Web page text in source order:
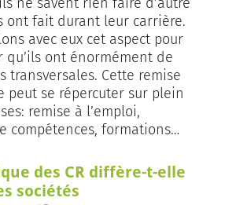
ont fait durant leur carrière.
avec eux cet aspect pour
qu’ils ont énormément de
transversales. Cette remise
peut se répercuter sur plein
remise à l’emploi,
compétences, formations…
des CR diffère-t-elle
sociétés